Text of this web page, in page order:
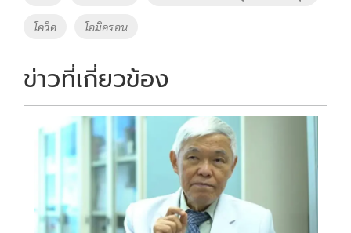
k k
โควิด โอมิครอน
ข่าวที่เกี่ยวข้อง